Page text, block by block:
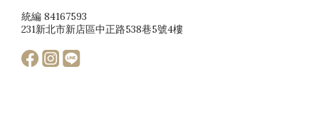
統編 84167593
231新北市新店區中正路538巷5號4樓